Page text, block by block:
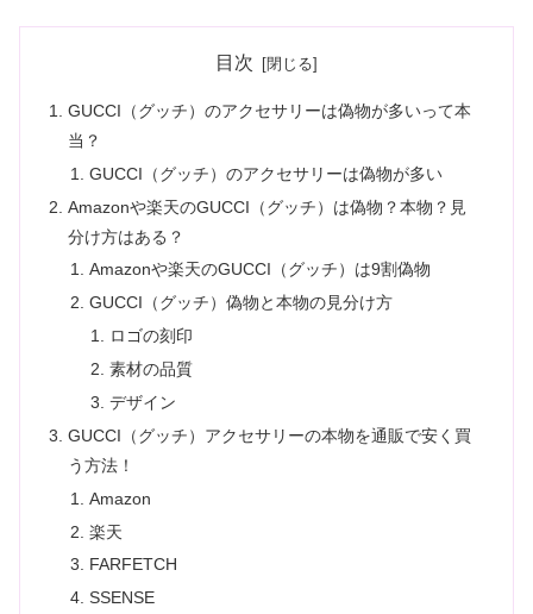
目次
GUCCI（グッチ）のアクセサリーは偽物が多いって本
当？
GUCCI（グッチ）のアクセサリーは偽物が多い
Amazonや楽天のGUCCI（グッチ）は偽物？本物？見
分け方はある？
Amazonや楽天のGUCCI（グッチ）は9割偽物
GUCCI（グッチ）偽物と本物の見分け方
ロゴの刻印
素材の品質
デザイン
GUCCI（グッチ）アクセサリーの本物を通販で安く買
う方法！
Amazon
楽天
FARFETCH
SSENSE